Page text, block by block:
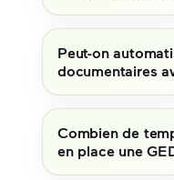
Peut-on
documentaires
Combien de
en place une